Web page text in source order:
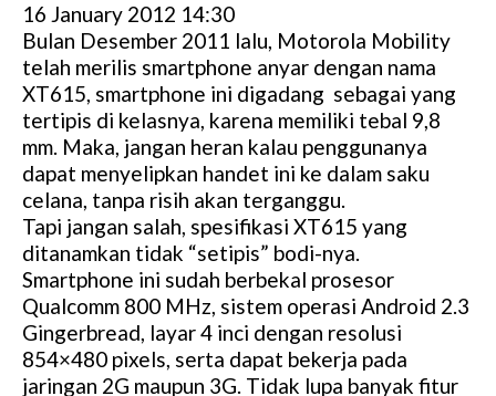
16 January 2012 14:30
Bulan Desember 2011 lalu, Motorola Mobility
telah merilis smartphone anyar dengan nama
XT615, smartphone ini digadang sebagai yang
tertipis di kelasnya, karena memiliki tebal 9,8
mm. Maka, jangan heran kalau penggunanya
dapat menyelipkan handet ini ke dalam saku
celana, tanpa risih akan terganggu.
Tapi jangan salah, spesifikasi XT615 yang
ditanamkan tidak “setipis” bodi-nya.
Smartphone ini sudah berbekal prosesor
Qualcomm 800 MHz, sistem operasi Android 2.3
Gingerbread, layar 4 inci dengan resolusi
854×480 pixels, serta dapat bekerja pada
jaringan 2G maupun 3G. Tidak lupa banyak fitur